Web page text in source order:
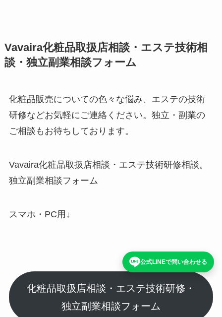
Vavaira化粧品取扱店相談・エステ技術相
談・独立副業相談フォーム
化粧品販売についての色々な悩み、エステの技術
研修などお気軽にご連絡ください。独立・副業の
ご相談もお待ちしております。
Vavaira化粧品取扱店相談・エステ技術研修相談。
独立副業相談フォーム
スマホ・PC用 ↓
化粧品取扱店相談・エステ技術研修・
独立副業相談フォーム
公式LINEで問い合わせる